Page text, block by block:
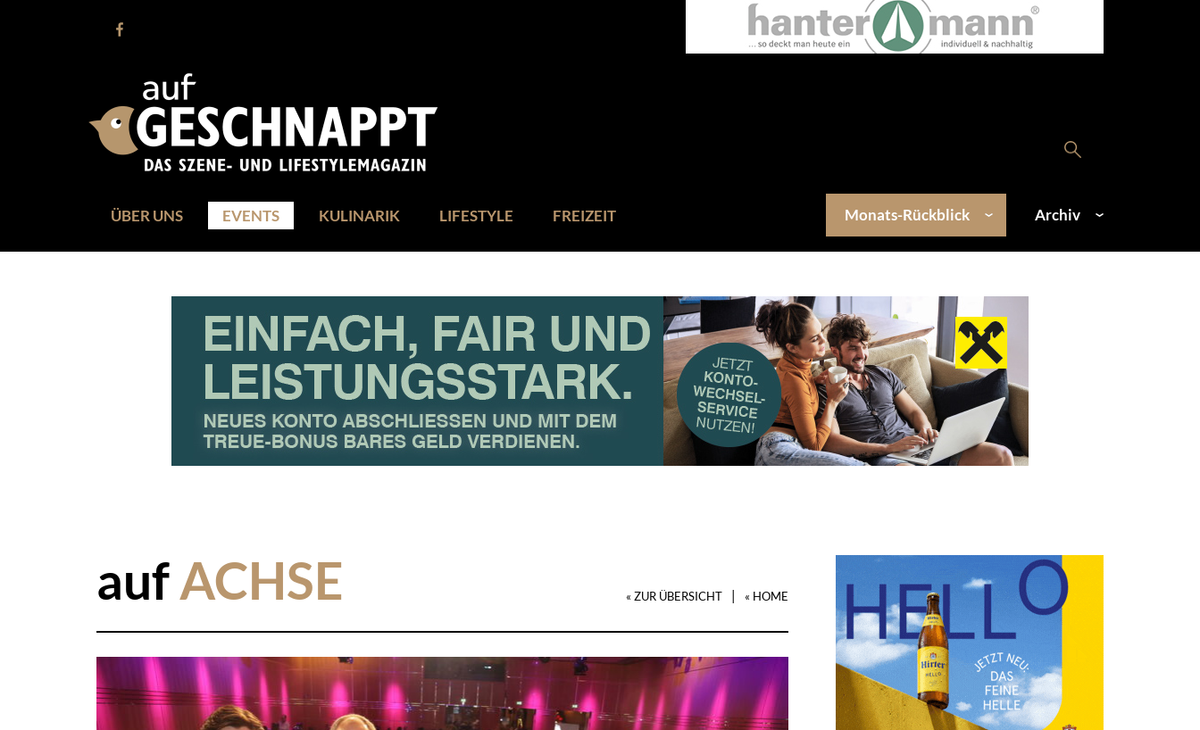
ÜBER UNS EVENTS KULINARIK LIFESTYLE FREIZEIT Monats-Rückblick Archiv
aufACHSE « ZUR ÜBERSICHT | « HOME